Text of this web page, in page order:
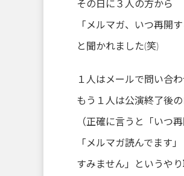
その日に３人の方から
「メルマガ、いつ再開
と聞かれました(笑)
１人はメールで問い合わ
もう１人は公演終了後の
（正確に言うと「いつ
「メルマガ読んでます
すみません」というやり